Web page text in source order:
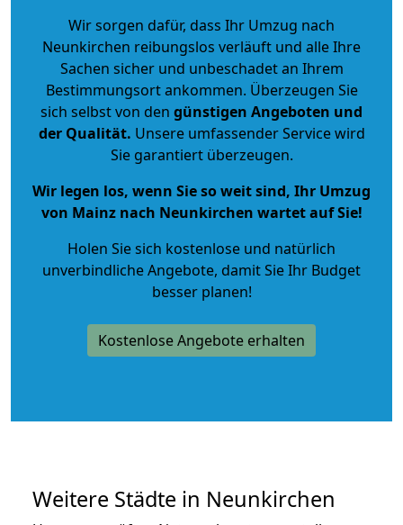
Wir sorgen dafür, dass Ihr Umzug nach
Neunkirchen reibungslos verläuft und alle Ihre
Sachen sicher und unbeschadet an Ihrem
Bestimmungsort ankommen. Überzeugen Sie
sich selbst von den günstigen Angeboten und
der Qualität. Unsere umfassender Service wird
Sie garantiert überzeugen.
Wir legen los, wenn Sie so weit sind, Ihr Umzug
von Mainz nach Neunkirchen wartet auf Sie!
Holen Sie sich kostenlose und natürlich
unverbindliche Angebote, damit Sie Ihr Budget
besser planen!
Kostenlose Angebote erhalten
Weitere Städte in Neunkirchen